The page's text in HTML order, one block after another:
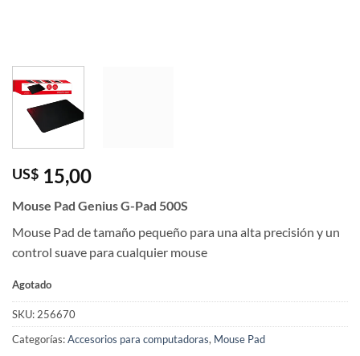
US$ 15,00
Mouse Pad Genius G-Pad 500S
Mouse Pad de tamaño pequeño para una alta precisión y un
control suave para cualquier mouse
Agotado
SKU: 256670
Categorías:Accesorios para computadoras, Mouse Pad